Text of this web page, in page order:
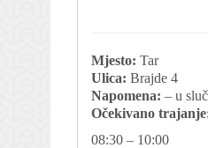
Mjesto: Tar
Ulica: Brajde 4
Napomena: – u
Očekivano
08:30 – 10:00